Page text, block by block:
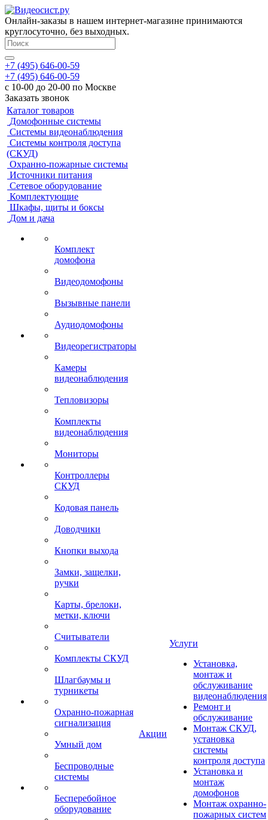
Онлайн-заказы в нашем интернет-магазине принимаются
круглосуточно, без выходных.
+7 (495) 646-00-59
+7 (495) 646-00-59
с 10-00 до 20-00 по Москве
Заказать звонок
Каталог товаров
Домофонные системы
Системы видеонаблюдения
Системы контроля доступа
(СКУД)
Охранно-пожарные системы
Источники питания
Сетевое оборудование
Комплектующие
Шкафы, щиты и боксы
Дом и дача
Комплект
домофона
Видеодомофоны
Вызывные панели
Аудиодомофоны
Видеорегистраторы
Камеры
видеонаблюдения
Тепловизоры
Комплекты
видеонаблюдения
Мониторы
Контроллеры
СКУД
Кодовая панель
Доводчики
Кнопки выхода
Замки, защелки,
ручки
Карты, брелоки,
метки, ключи
Считыватели
Комплекты СКУД
Шлагбаумы и
турникеты
Охранно-пожарная
сигнализация
Умный дом
Беспроводные
системы
Бесперебойное
оборудование
Акции
Услуги
Установка,
монтаж и
обслуживание
видеонаблюдения
Ремонт и
обслуживание
Монтаж СКУД,
установка
системы
контроля доступа
Установка и
монтаж
домофонов
Монтаж охранно-
пожарных систем